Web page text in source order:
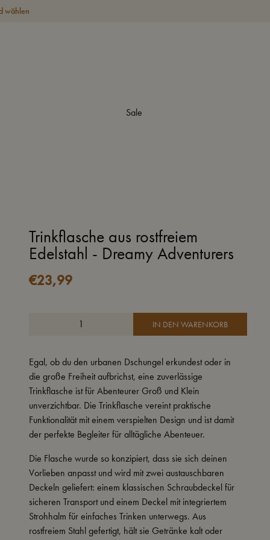
wählen
Sale
Trinkflasche aus rostfreiem
Edelstahl - Dreamy Adventurers
€23,99
IN DEN WARENKORB
Egal, ob du den urbanen Dschungel erkundest oder in
die große Freiheit aufbrichst, eine zuverlässige
Trinkflasche ist für Abenteurer Groß und Klein
unverzichtbar. Die Trinkflasche vereint praktische
Funktionalität mit einem verspielten Design und ist damit
der perfekte Begleiter für alltägliche Abenteuer.
Die Flasche wurde so konzipiert, dass sie sich deinen
Vorlieben anpasst und wird mit zwei austauschbaren
Deckeln geliefert: einem klassischen Schraubdeckel für
sicheren Transport und einem Deckel mit integriertem
Strohhalm für einfaches Trinken unterwegs. Aus
rostfreiem Stahl gefertigt, hält sie Getränke kalt oder